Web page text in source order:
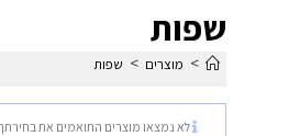
שפות
> מוצרים > שפות
לא נמצאו מוצרים התואמים את